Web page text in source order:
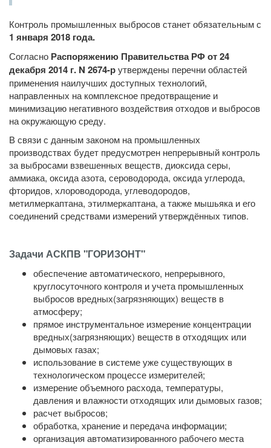
Контроль промышленных выбросов станет обязательным с
1 января 2018 года.
Согласно Распоряжению Правительства РФ от 24
декабря 2014 г. N 2674-рутверждены перечни областей
применения наилучших доступных технологий,
направленных на комплексное предотвращение и
минимизацию негативного воздействия отходов и выбросов
на окружающую среду.
В связи с данным законом на промышленных
производствах будет предусмотрен непрерывный контроль
за выбросами взвешенных веществ, диоксида серы,
аммиака, оксида азота, сероводорода, оксида углерода,
фторидов, хлороводорода, углеводородов,
метилмеркаптана, этилмеркаптана, а также мышьяка и его
соединений средствами измерений утверждённых типов.
Задачи АСКПВ "ГОРИЗОНТ"
обеспечение автоматического, непрерывного,
круглосуточного контроля и учета промышленных
выбросов вредных(загрязняющих) веществ в
атмосферу;
прямое инструментальное измерение концентрации
вредных(загрязняющих) веществ в отходящих или
дымовых газах;
использование в системе уже существующих в
технологическом процессе измерителей;
измерение объемного расхода, температуры,
давления и влажности отходящих или дымовых газов;
расчет выбросов;
обработка, хранение и передача информации;
организация автоматизированного рабочего места